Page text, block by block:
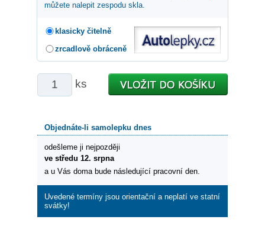
můžete nalepit zespodu skla.
klasicky čitelně
zrcadlově obráceně
ks
Objednáte-li samolepku dnes
odešleme ji nejpozději
ve středu 12. srpna
a u Vás doma bude následující pracovní den.
Uvedené termíny jsou orientační a neplatí ve statní
svátky!